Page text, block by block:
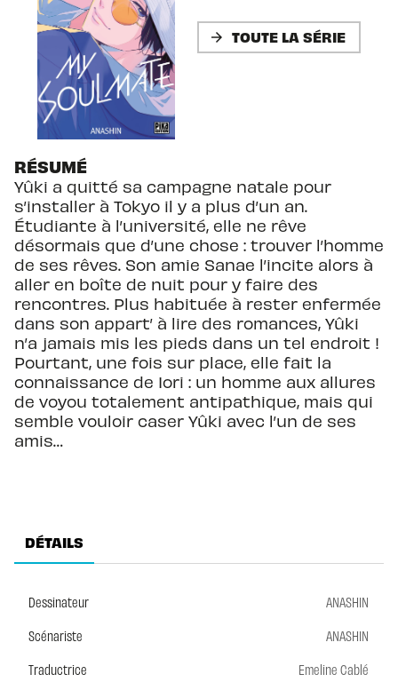
arrow_forward TOUTE LA SÉRIE
RÉSUMÉ
Yûki a quitté sa campagne natale pour
s’installer à Tokyo il y a plus d’un an.
Étudiante à l’université, elle ne rêve
désormais que d’une chose : trouver l’homme
de ses rêves. Son amie Sanae l’incite alors à
aller en boîte de nuit pour y faire des
rencontres. Plus habituée à rester enfermée
dans son appart’ à lire des romances, Yûki
n’a jamais mis les pieds dans un tel endroit !
Pourtant, une fois sur place, elle fait la
connaissance de Iori : un homme aux allures
de voyou totalement antipathique, mais qui
semble vouloir caser Yûki avec l’un de ses
amis…
DÉTAILS
Dessinateur
ANASHIN
Scénariste
ANASHIN
Traductrice
Emeline Cablé